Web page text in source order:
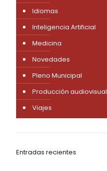
Idiomas
Inteligencia Artificial
Medicina
Novedades
Pleno Municipal
Producción audiovisual
Viajes
Entradas recientes